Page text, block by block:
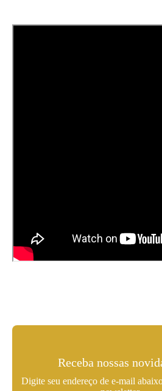
Receba nossas
Digite seu endereço de e-mail